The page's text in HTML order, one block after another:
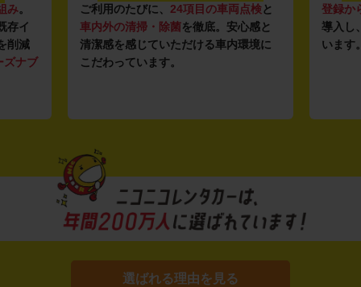
み。
存イ
削減
ズナブ
ご利用のたびに、 24項目の車両点検と
車内外の清掃・除菌を徹底。安心感と
清潔感を感じていただける車内環境に
こだわっています。
登録か
導入し
います
選ばれる理由を見る